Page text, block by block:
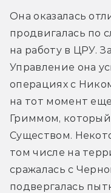
Она оказалась
продвигалась по
на работу в ЦРУ.
Управление она
операциях с
на тот момент
Гриммом,
Существом.
том числе на
сражалась с
подвергалась